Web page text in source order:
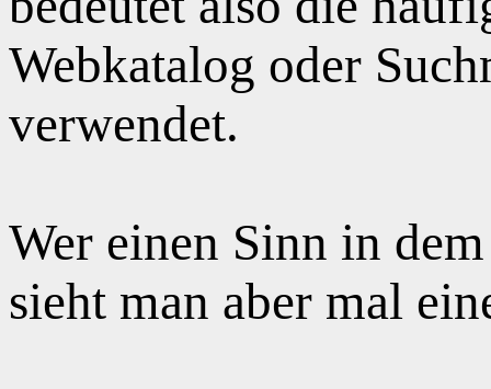
Webkatalog oder
verwendet.
Wer einen Sinn in
sieht man aber mal